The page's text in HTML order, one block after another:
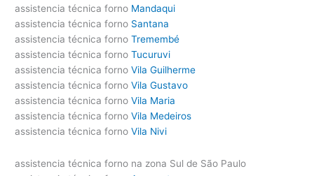
assistencia técnica forno Mandaqui
assistencia técnica forno Santana
assistencia técnica forno Tremembé
assistencia técnica forno Tucuruvi
assistencia técnica forno Vila Guilherme
assistencia técnica forno Vila Gustavo
assistencia técnica forno Vila Maria
assistencia técnica forno Vila Medeiros
assistencia técnica forno Vila Nivi
assistencia técnica forno na zona Sul de São Paulo